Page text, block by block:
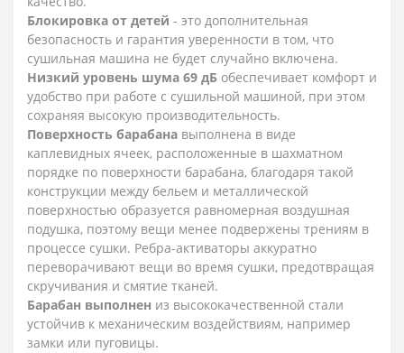
Блокировка от детей - это дополнительная
безопасность и гарантия уверенности в том, что
сушильная машина не будет случайно включена.
Низкий уровень шума 69 дБ обеспечивает комфорт и
удобство при работе с сушильной машиной, при этом
сохраняя высокую производительность.
Поверхность барабана выполнена в виде
каплевидных ячеек, расположенные в шахматном
порядке по поверхности барабана, благодаря такой
конструкции между бельем и металлической
поверхностью образуется равномерная воздушная
подушка, поэтому вещи менее подвержены трениям в
процессе сушки. Ребра-активаторы аккуратно
переворачивают вещи во время сушки, предотвращая
скручивания и смятие тканей.
Барабан выполнен из высококачественной стали
устойчив к механическим воздействиям, например
замки или пуговицы.